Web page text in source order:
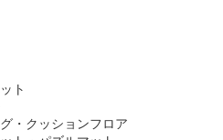
ト
・クッションフロア